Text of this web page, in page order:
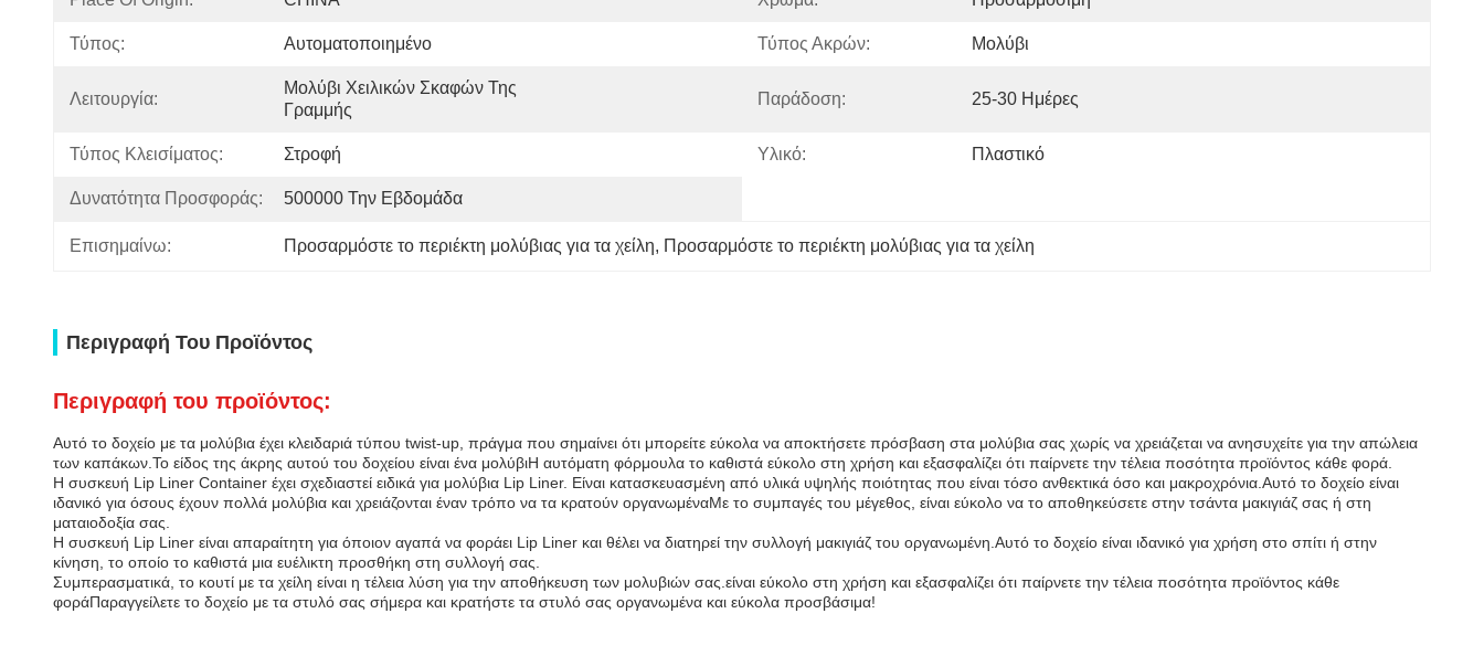
Τύπος: Αυτοματοποιημένο Τύπος Ακρών: Μολύβι
Λειτουργία:
Μολύβι Χειλικών Σκαφών Της
Γραμμής
Παράδοση: 25-30 Ημέρες
Τύπος Κλεισίματος: Στροφή Υλικό: Πλαστικό
Δυνατότητα Προσφοράς: 500000 Την Εβδομάδα
Επισημαίνω: Προσαρμόστε το περιέκτη μολύβιας για τα χείλη, Προσαρμόστε το περιέκτη μολύβιας για τα χείλη
Περιγραφή Του Προϊόντος
Περιγραφή του προϊόντος:
Αυτό το δοχείο με τα μολύβια έχει κλειδαριά τύπου twist-up, πράγμα που σημαίνει ότι μπορείτε εύκολα να αποκτήσετε πρόσβαση στα μολύβια σας χωρίς να χρειάζεται να ανησυχείτε για την απώλεια
των καπάκων.Το είδος της άκρης αυτού του δοχείου είναι ένα μολύβιΗ αυτόματη φόρμουλα το καθιστά εύκολο στη χρήση και εξασφαλίζει ότι παίρνετε την τέλεια ποσότητα προϊόντος κάθε φορά.
Η συσκευή Lip Liner Container έχει σχεδιαστεί ειδικά για μολύβια Lip Liner. Είναι κατασκευασμένη από υλικά υψηλής ποιότητας που είναι τόσο ανθεκτικά όσο και μακροχρόνια.Αυτό το δοχείο είναι
ιδανικό για όσους έχουν πολλά μολύβια και χρειάζονται έναν τρόπο να τα κρατούν οργανωμέναΜε το συμπαγές του μέγεθος, είναι εύκολο να το αποθηκεύσετε στην τσάντα μακιγιάζ σας ή στη
ματαιοδοξία σας.
Η συσκευή Lip Liner είναι απαραίτητη για όποιον αγαπά να φοράει Lip Liner και θέλει να διατηρεί την συλλογή μακιγιάζ του οργανωμένη.Αυτό το δοχείο είναι ιδανικό για χρήση στο σπίτι ή στην
κίνηση, το οποίο το καθιστά μια ευέλικτη προσθήκη στη συλλογή σας.
Συμπερασματικά, το κουτί με τα χείλη είναι η τέλεια λύση για την αποθήκευση των μολυβιών σας.είναι εύκολο στη χρήση και εξασφαλίζει ότι παίρνετε την τέλεια ποσότητα προϊόντος κάθε
φοράΠαραγγείλετε το δοχείο με τα στυλό σας σήμερα και κρατήστε τα στυλό σας οργανωμένα και εύκολα προσβάσιμα!